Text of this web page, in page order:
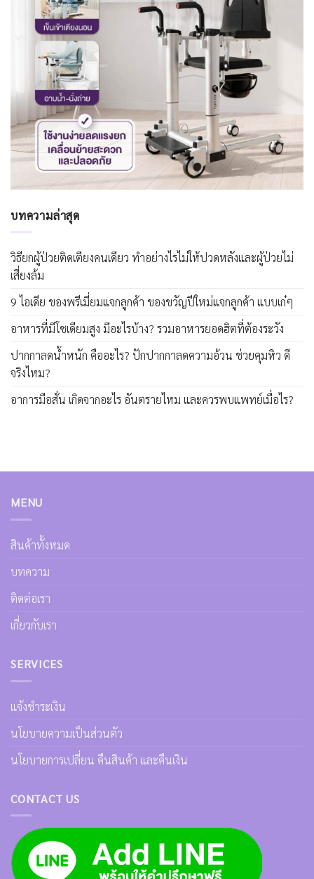
บทความล่าสุด
วิธียกผู้ป่วยติดเตียงคนเดียว ทำอย่างไรไม่ให้ปวดหลังและผู้ป่วยไม่
เสี่ยงล้ม
9 ไอเดีย ของพรีเมี่ยมแจกลูกค้า ของขวัญปีใหม่แจกลูกค้า แบบเก๋ๆ
อาหารที่มีโซเดียมสูง มีอะไรบ้าง? รวมอาหารยอดฮิตที่ต้องระวัง
ปากกาลดน้ำหนัก คืออะไร? ปักปากกาลดความอ้วน ช่วยคุมหิว ดี
จริงไหม?
อาการมือสั่น เกิดจากอะไร อันตรายไหม และควรพบแพทย์เมื่อไร?
MENU
สินค้าทั้งหมด
บทความ
ติดต่อเรา
เกี่ยวกับเรา
SERVICES
แจ้งชำระเงิน
นโยบายความเป็นส่วนตัว
นโยบายการเปลี่ยน คืนสินค้า และคืนเงิน
CONTACT US